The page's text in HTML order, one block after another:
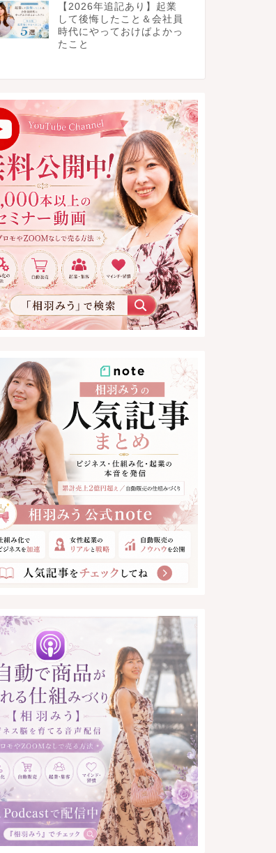
【2026年追記あり】起業
して後悔したこと＆会社員
時代にやっておけばよかっ
たこと